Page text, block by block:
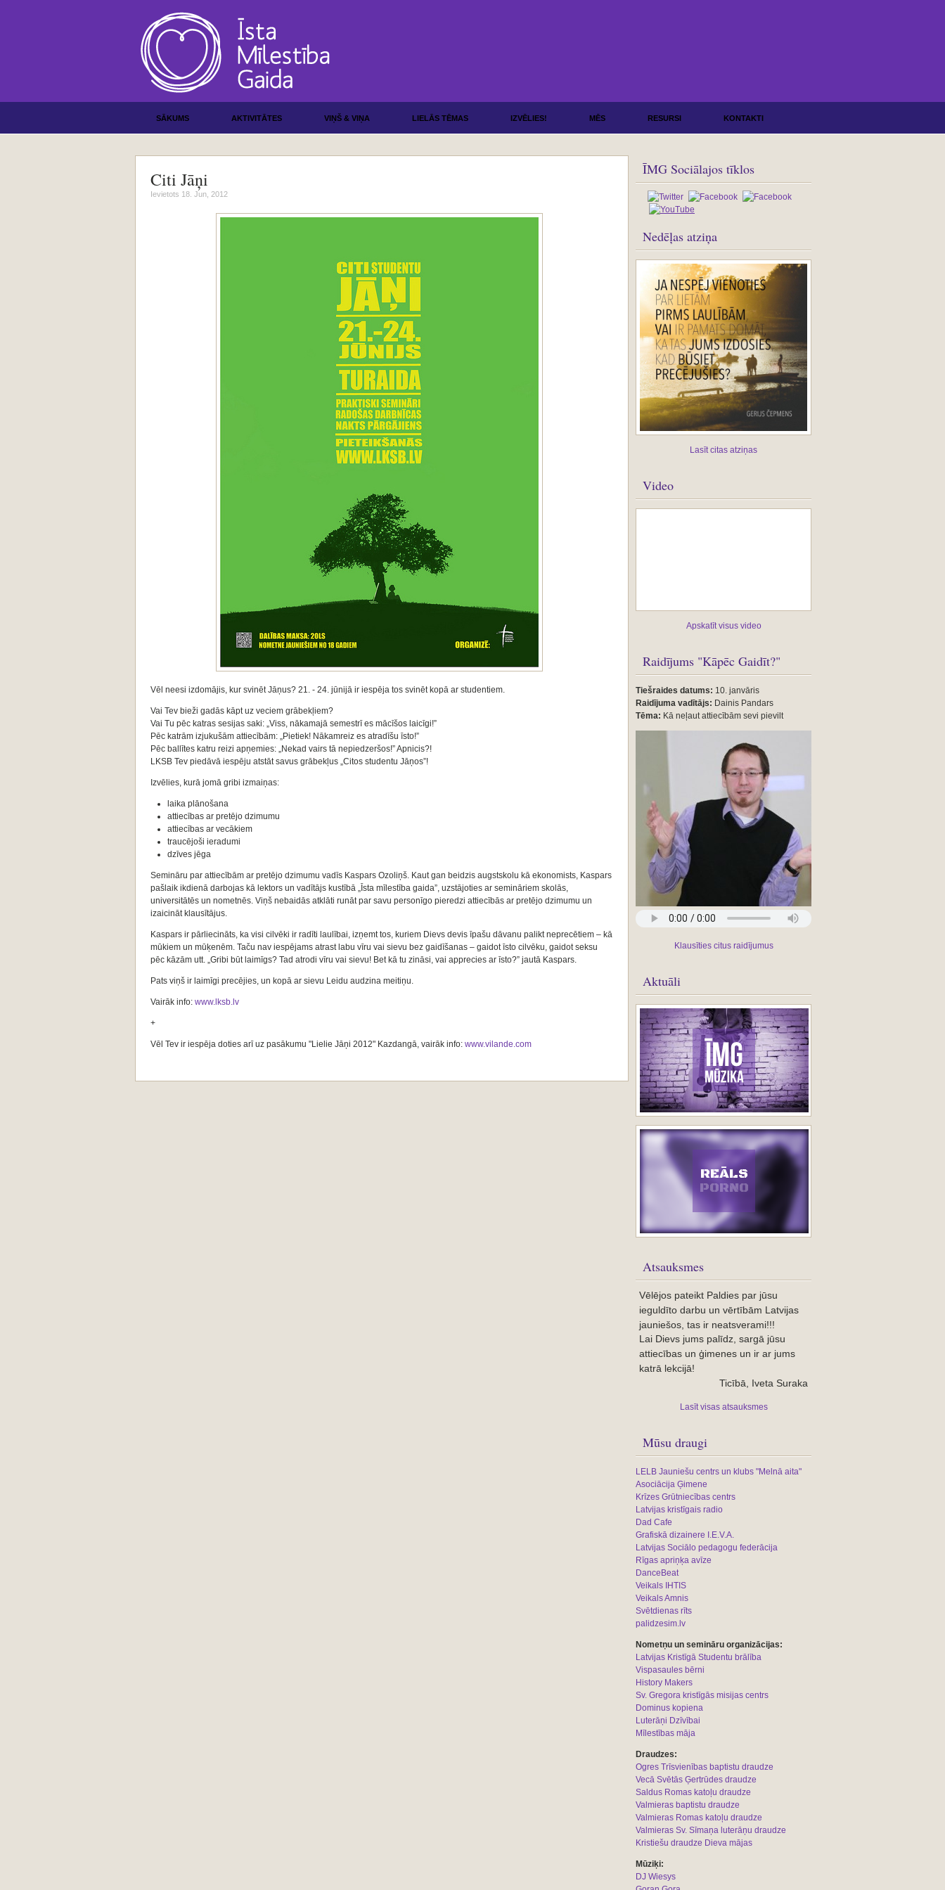
SĀKUMS AKTIVITĀTES VIŅŠ & VIŅA LIELĀS TĒMAS IZVĒLIES! MĒS RESURSI KONTAKTI
Citi Jāņi
Ievietots 18. Jun, 2012
Vēl neesi izdomājis, kur svinēt Jāņus? 21. - 24. jūnijā ir iespēja tos svinēt kopā ar studentiem.
Vai Tev bieži gadās kāpt uz veciem grābekļiem?
Vai Tu pēc katras sesijas saki: „Viss, nākamajā semestrī es mācīšos laicīgi!”
Pēc katrām izjukušām attiecībām: „Pietiek! Nākamreiz es atradīšu īsto!”
Pēc ballītes katru reizi apņemies: „Nekad vairs tā nepiedzeršos!” Apnicis?!
LKSB Tev piedāvā iespēju atstāt savus grābekļus „Citos studentu Jāņos”!
Izvēlies, kurā jomā gribi izmaiņas:
laika plānošana
attiecības ar pretējo dzimumu
attiecības ar vecākiem
traucējoši ieradumi
dzīves jēga
Semināru par attiecībām ar pretējo dzimumu vadīs Kaspars Ozoliņš. Kaut gan beidzis augstskolu kā ekonomists, Kaspars
pašlaik ikdienā darbojas kā lektors un vadītājs kustībā „Īsta mīlestība gaida”, uzstājoties ar semināriem skolās,
universitātēs un nometnēs. Viņš nebaidās atklāti runāt par savu personīgo pieredzi attiecībās ar pretējo dzimumu un
izaicināt klausītājus.
Kaspars ir pārliecināts, ka visi cilvēki ir radīti laulībai, izņemt tos, kuriem Dievs devis īpašu dāvanu palikt neprecētiem – kā
mūkiem un mūķenēm. Taču nav iespējams atrast labu vīru vai sievu bez gaidīšanas – gaidot īsto cilvēku, gaidot seksu
pēc kāzām utt. „Gribi būt laimīgs? Tad atrodi vīru vai sievu! Bet kā tu zināsi, vai apprecies ar īsto?” jautā Kaspars.
Pats viņš ir laimīgi precējies, un kopā ar sievu Leidu audzina meitiņu.
Vairāk info: www.lksb.lv
+
Vēl Tev ir iespēja doties arī uz pasākumu "Lielie Jāņi 2012" Kazdangā, vairāk info: www.vilande.com
ĪMG Sociālajos tīklos
Nedēļas atziņa
Lasīt citas atziņas
Video
Apskatīt visus video
Raidījums "Kāpēc Gaidīt?"
Tiešraides datums: 10. janvāris
Raidījuma vadītājs: Dainis Pandars
Tēma: Kā neļaut attiecībām sevi pievilt
Klausīties citus raidījumus
Aktuāli
REĀLS
PORNO
Atsauksmes
Vēlējos pateikt Paldies par jūsu
ieguldīto darbu un vērtībām Latvijas
jauniešos, tas ir neatsverami!!!
Lai Dievs jums palīdz, sargā jūsu
attiecības un ģimenes un ir ar jums
katrā lekcijā!
Ticībā, Iveta Suraka
Lasīt visas atsauksmes
Mūsu draugi
LELB Jauniešu centrs un klubs "Melnā aita"
Asociācija Ģimene
Krīzes Grūtniecības centrs
Latvijas kristīgais radio
Dad Cafe
Grafiskā dizainere I.E.V.A.
Latvijas Sociālo pedagogu federācija
Rīgas apriņķa avīze
DanceBeat
Veikals IHTIS
Veikals Amnis
Svētdienas rīts
palidzesim.lv
Nometņu un semināru organizācijas:
Latvijas Kristīgā Studentu brālība
Vispasaules bērni
History Makers
Sv. Gregora kristīgās misijas centrs
Dominus kopiena
Luterāņi Dzīvībai
Mīlestības māja
Draudzes:
Ogres Trīsvienības baptistu draudze
Vecā Svētās Ģertrūdes draudze
Saldus Romas katoļu draudze
Valmieras baptistu draudze
Valmieras Romas katoļu draudze
Valmieras Sv. Sīmaņa luterāņu draudze
Kristiešu draudze Dieva mājas
Mūziķi:
DJ Wiesys